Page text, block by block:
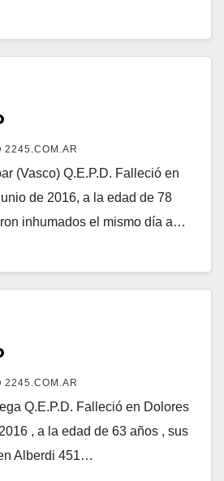
2245.COM.AR
(Vasco) Q.E.P.D. Falleció en
de 2016, a la edad de 78
inhumados el mismo día a…
2245.COM.AR
Q.E.P.D. Falleció en Dolores
, a la edad de 63 años , sus
Alberdi 451…